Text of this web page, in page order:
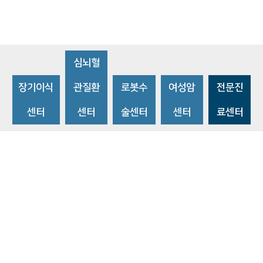
장기이식
센터
심뇌혈
관질환
센터
로봇수
술센터
여성암
센터
전문진
료센터